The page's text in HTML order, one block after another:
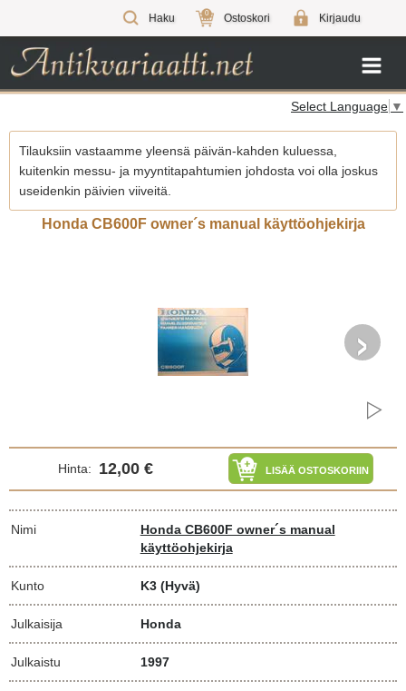
Haku 0 Ostoskori Kirjaudu
Select Language ▼
Tilauksiin vastaamme yleensä päivän-kahden kuluessa,
kuitenkin messu- ja myyntitapahtumien johdosta voi olla joskus
useidenkin päivien viiveitä.
Honda CB600F owner´s manual käyttöohjekirja
›
Hinta: 12,00 € LISÄÄ OSTOSKORIIN
Nimi
Honda CB600F owner´s manual
käyttöohjekirja
Kunto K3 (Hyvä)
Julkaisija Honda
Julkaistu 1997